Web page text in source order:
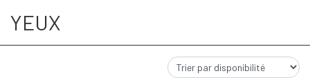
YEUX